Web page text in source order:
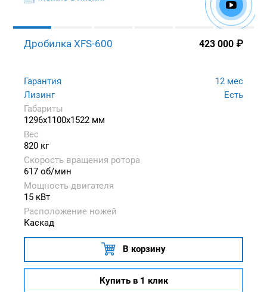
Дробилка XFS-600 423 000 ₽
Гарантия
12 мес
Лизинг
Есть
Габариты
1296x1100x1522 мм
Вес
820 кг
Скорость вращения ротора
617 об/мин
Мощность двигателя
15 кВт
Расположение ножей
Каскад
В корзину
Купить в 1 клик